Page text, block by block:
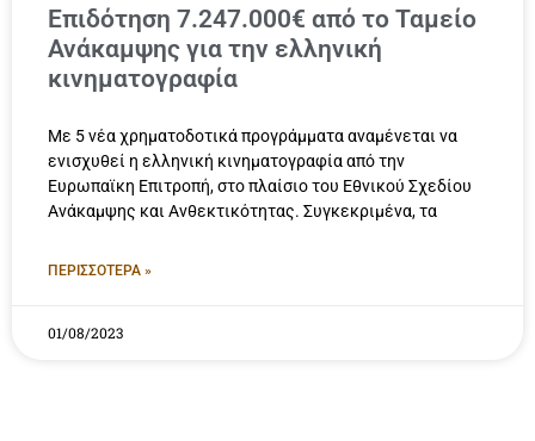
Επιδότηση 7.247.000€ από το Ταμείο
Ανάκαμψης για την ελληνική
κινηματογραφία
Με 5 νέα χρηματοδοτικά προγράμματα αναμένεται να
ενισχυθεί η ελληνική κινηματογραφία από την
Ευρωπαϊκη Επιτροπή, στο πλαίσιο του Εθνικού Σχεδίου
Ανάκαμψης και Ανθεκτικότητας. Συγκεκριμένα, τα
ΠΕΡΙΣΣΟΤΕΡΑ »
01/08/2023